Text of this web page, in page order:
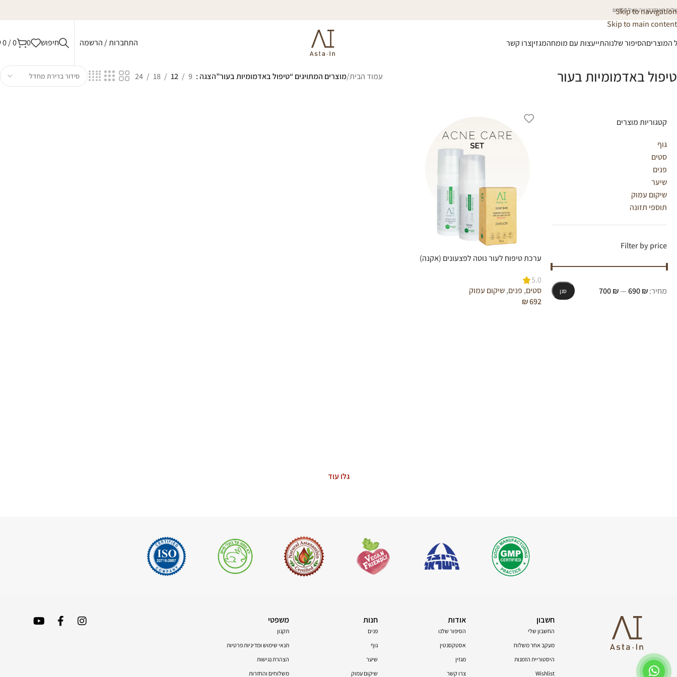
Skip to navigation
Skip to main content
חינם בקנייה מעל 450 ₪
המוצריםהסיפור שלנוהתייעצות עם מומחהמגזיןצרו קשר התחברות / הרשמה חיפוש 0
0
/
0
טיפול באדמומיות בעור עמוד הבית/מוצרים המתויגים “טיפול באדמומיות בעור”הצגה 9
12
18
24
קטגוריות מוצרים
גוף
סטים
פנים
שיער
שיקום עמוק
תוספי תזונה
Filter by price
סנן מחיר:₪ 690
—
₪ 700
ערכת טיפוח לעור נוטה לפצעונים (אקנה)
5.0
סטים, פנים,שיקום עמוק
₪692
גלו עוד
חשבון
החשבון שלי
מעקב אחר משלוח
היסטוריית הזמנות
Wishlist
אודות
הסיפור שלנו
אסטקסנטין
מגזין
צרו קשר
חנות
פנים
גוף
שיער
שיקום עמוק
משפטי
תקנון
תנאי שימוש ומדיניות פרטיות
הצהרת נגישות
משלוחים והחזרות